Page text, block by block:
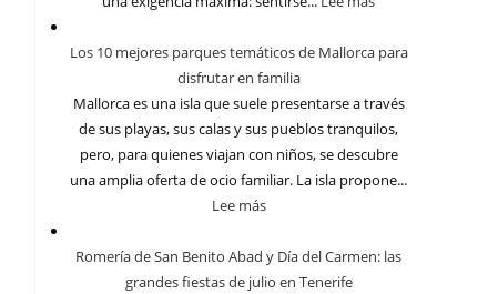
Los 10 mejores parques temáticos de Mallorca para
disfrutar en familia
Mallorca es una isla que suele presentarse a través
de sus playas, sus calas y sus pueblos tranquilos,
pero, para quienes viajan con niños, se descubre
una amplia oferta de ocio familiar. La isla propone...
Lee más
Romería de San Benito Abad y Día del Carmen: las
grandes fiestas de julio en Tenerife